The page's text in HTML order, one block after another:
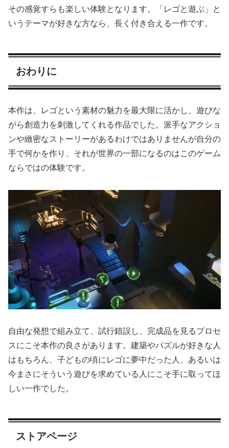
その感覚すらも楽しい体験となります。「レゴと遊ぶ」と
いうテーマが好きな方なら、長く付き合える一作です。
おわりに
本作は、レゴという素材の魅力を最大限に活かし、遊びな
がら創造力を刺激してくれる作品でした。派手なアクショ
ンや緻密なストーリーがあるわけではありませんが自分の
手で何かを作り、それが世界の一部になるのはこのゲーム
ならではの体験です。
自由な発想で組み立て、試行錯誤し、完成品を見るプロセ
スにこそ本作の良さがあります。建築やパズルが好きな人
はもちろん、子どもの頃にレゴに夢中だった人、あるいは
今まさにそういう遊びを求めている人にこそ手に取ってほ
しい一作でした。
ストアページ